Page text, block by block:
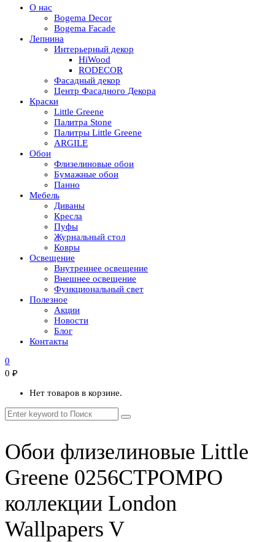
О нас
Bogema Decor
Bogema Facade
Лепнина
Интерьерный декор
HiWood
RODECOR
Фасадный декор
Центр Фасадного Декора
Краски
Little Greene
Палитра Stone
Палитры Little Greene
ARGILE
Обои
Флизелиновые обои
Бумажные обои
Панно
Мебель
Диваны
Кресла
Пуфы
Журнальный стол
Ковры
Освещение
Внутреннее освещение
Внешнее освещение
Функциональный свет
Полезное
Акции
Новости
Блог
Контакты
0
0 ₽
Нет товаров в корзине.
Обои флизелиновые Little
Greene 0256CTPOMPO
коллекции London
Wallpapers V